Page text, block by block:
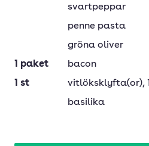
svartpeppar
penne pasta
gröna oliver
1 paket
bacon
1 st vitlöksklyfta(or),
basilika